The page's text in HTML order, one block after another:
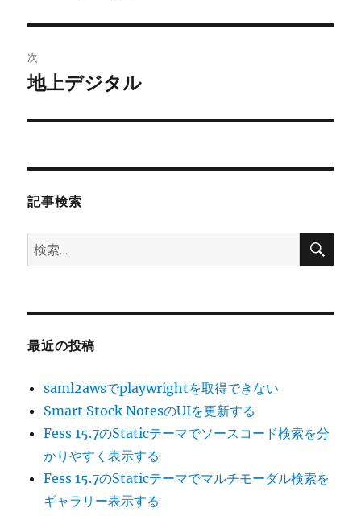
ビ
ゲ
ー
投
稿:
次
次
投
地上デジタル
記事検索
検
索:
検
最近の投稿
saml2awsでplaywrightを取得できない
Smart Stock NotesのUIを更新する
Fess 15.7のStaticテーマでソースコード検索を分
かりやすく表示する
Fess 15.7のStaticテーマでマルチモーダル検索を
ギャラリー表示する